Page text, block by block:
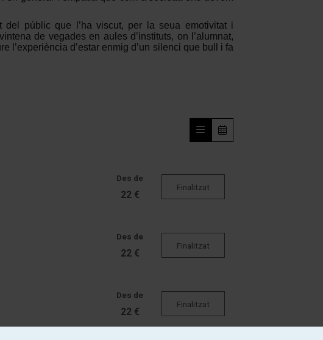
del públic que l’ha viscut, per la seua emotivitat i
de vegades en aules d’instituts, on l’alumnat,
l’experiència d’estar enmig d’un silenci que bull i fa
Des de
22 €
Finalitzat
Des de
22 €
Finalitzat
Des de
22 €
Finalitzat